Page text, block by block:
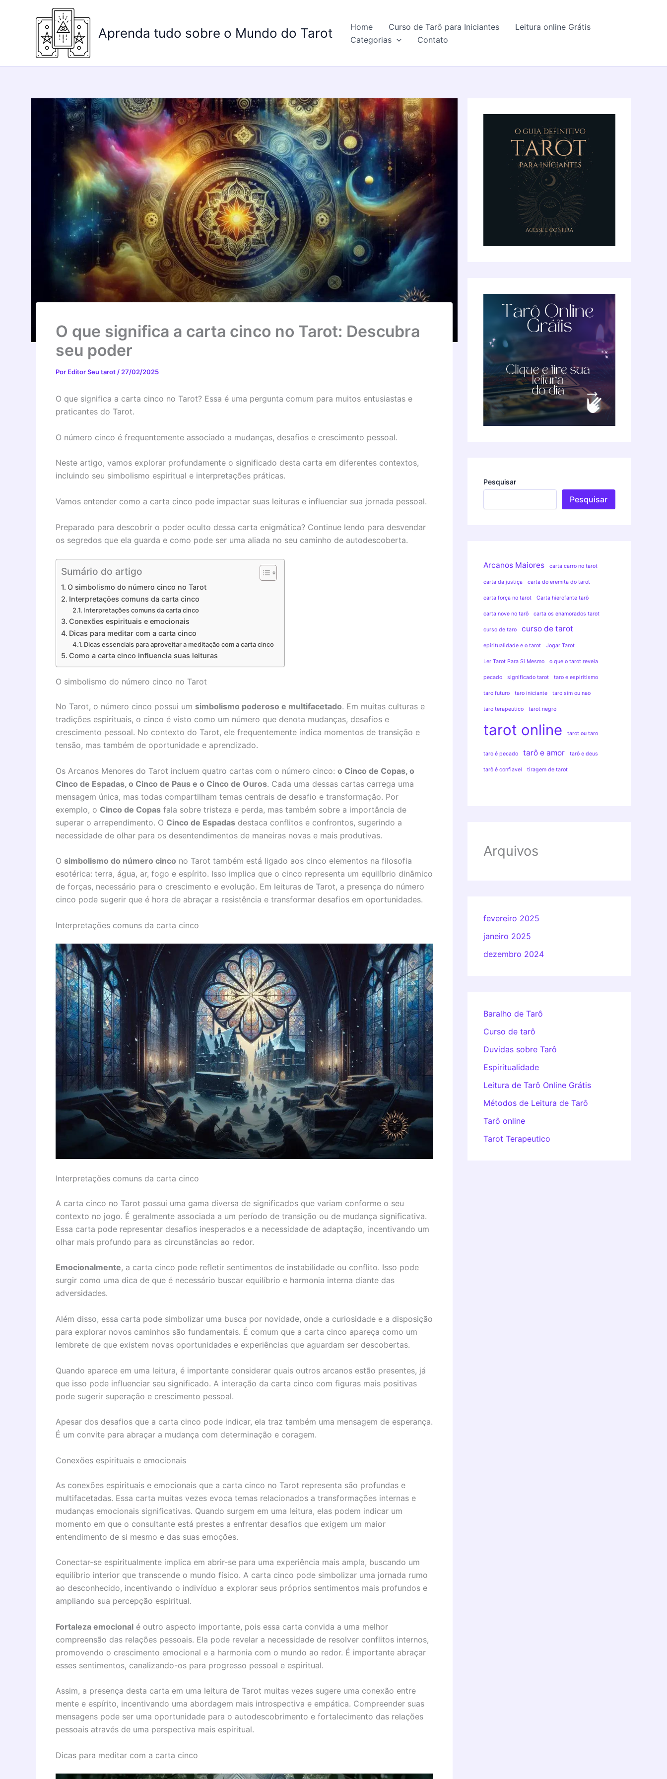
Aprenda tudo sobre o Mundo do Tarot Home Curso de Tarô para Iniciantes
Leitura online Grátis
Categorias
Contato
O que significa a carta cinco no Tarot: Descubra
seu poder
Por Editor Seu tarot/27/02/2025
O que significa a carta cinco no Tarot? Essa é uma pergunta comum para muitos entusiastas e
praticantes do Tarot.
O número cinco é frequentemente associado a mudanças, desafios e crescimento pessoal.
Neste artigo, vamos explorar profundamente o significado desta carta em diferentes contextos,
incluindo seu simbolismo espiritual e interpretações práticas.
Vamos entender como a carta cinco pode impactar suas leituras e influenciar sua jornada pessoal.
Preparado para descobrir o poder oculto dessa carta enigmática? Continue lendo para desvendar
os segredos que ela guarda e como pode ser uma aliada no seu caminho de autodescoberta.
Sumário do artigo
O simbolismo do número cinco no Tarot
Interpretações comuns da carta cinco
Interpretações comuns da carta cinco
Conexões espirituais e emocionais
Dicas para meditar com a carta cinco
Dicas essenciais para aproveitar a meditação com a carta cinco
Como a carta cinco influencia suas leituras
O simbolismo do número cinco no Tarot
No Tarot, o número cinco possui um simbolismo poderoso e multifacetado. Em muitas culturas e
tradições espirituais, o cinco é visto como um número que denota mudanças, desafios e
crescimento pessoal. No contexto do Tarot, ele frequentemente indica momentos de transição e
tensão, mas também de oportunidade e aprendizado.
Os Arcanos Menores do Tarot incluem quatro cartas com o número cinco: o Cinco de Copas, o
Cinco de Espadas, o Cinco de Paus e o Cinco de Ouros. Cada uma dessas cartas carrega uma
mensagem única, mas todas compartilham temas centrais de desafio e transformação. Por
exemplo, o Cinco de Copas fala sobre tristeza e perda, mas também sobre a importância de
superar o arrependimento. O Cinco de Espadas destaca conflitos e confrontos, sugerindo a
necessidade de olhar para os desentendimentos de maneiras novas e mais produtivas.
O simbolismo do número cinco no Tarot também está ligado aos cinco elementos na filosofia
esotérica: terra, água, ar, fogo e espírito. Isso implica que o cinco representa um equilíbrio dinâmico
de forças, necessário para o crescimento e evolução. Em leituras de Tarot, a presença do número
cinco pode sugerir que é hora de abraçar a resistência e transformar desafios em oportunidades.
Interpretações comuns da carta cinco
Interpretações comuns da carta cinco
A carta cinco no Tarot possui uma gama diversa de significados que variam conforme o seu
contexto no jogo. É geralmente associada a um período de transição ou de mudança significativa.
Essa carta pode representar desafios inesperados e a necessidade de adaptação, incentivando um
olhar mais profundo para as circunstâncias ao redor.
Emocionalmente, a carta cinco pode refletir sentimentos de instabilidade ou conflito. Isso pode
surgir como uma dica de que é necessário buscar equilíbrio e harmonia interna diante das
adversidades.
Além disso, essa carta pode simbolizar uma busca por novidade, onde a curiosidade e a disposição
para explorar novos caminhos são fundamentais. É comum que a carta cinco apareça como um
lembrete de que existem novas oportunidades e experiências que aguardam ser descobertas.
Quando aparece em uma leitura, é importante considerar quais outros arcanos estão presentes, já
que isso pode influenciar seu significado. A interação da carta cinco com figuras mais positivas
pode sugerir superação e crescimento pessoal.
Apesar dos desafios que a carta cinco pode indicar, ela traz também uma mensagem de esperança.
É um convite para abraçar a mudança com determinação e coragem.
Conexões espirituais e emocionais
As conexões espirituais e emocionais que a carta cinco no Tarot representa são profundas e
multifacetadas. Essa carta muitas vezes evoca temas relacionados a transformações internas e
mudanças emocionais significativas. Quando surgem em uma leitura, elas podem indicar um
momento em que o consultante está prestes a enfrentar desafios que exigem um maior
entendimento de si mesmo e das suas emoções.
Conectar-se espiritualmente implica em abrir-se para uma experiência mais ampla, buscando um
equilíbrio interior que transcende o mundo físico. A carta cinco pode simbolizar uma jornada rumo
ao desconhecido, incentivando o indivíduo a explorar seus próprios sentimentos mais profundos e
ampliando sua percepção espiritual.
Fortaleza emocional é outro aspecto importante, pois essa carta convida a uma melhor
compreensão das relações pessoais. Ela pode revelar a necessidade de resolver conflitos internos,
promovendo o crescimento emocional e a harmonia com o mundo ao redor. É importante abraçar
esses sentimentos, canalizando-os para progresso pessoal e espiritual.
Assim, a presença desta carta em uma leitura de Tarot muitas vezes sugere uma conexão entre
mente e espírito, incentivando uma abordagem mais introspectiva e empática. Compreender suas
mensagens pode ser uma oportunidade para o autodescobrimento e fortalecimento das relações
pessoais através de uma perspectiva mais espiritual.
Dicas para meditar com a carta cinco
Pesquisar
Pesquisar
Arcanos Maiores carta carro no tarot
carta da justiça carta do eremita do tarot
carta força no tarot Carta hierofante tarô
carta nove no tarô carta os enamorados tarot
curso de taro curso de tarot
epiritualidade e o tarot Jogar Tarot
Ler Tarot Para Si Mesmo o que o tarot revela
pecado significado tarot taro e espiritismo
taro futuro taro iniciante taro sim ou nao
taro terapeutico tarot negro
tarot online tarot ou taro
taro é pecado tarô e amor tarô e deus
tarô é confiavel tiragem de tarot
Arquivos
fevereiro 2025
janeiro 2025
dezembro 2024
Baralho de Tarô
Curso de tarô
Duvidas sobre Tarô
Espiritualidade
Leitura de Tarô Online Grátis
Métodos de Leitura de Tarô
Tarô online
Tarot Terapeutico